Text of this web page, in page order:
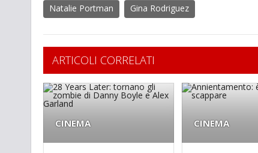
Natalie Portman
Gina Rodriguez
ARTICOLI CORRELATI
CINEMA CINEMA